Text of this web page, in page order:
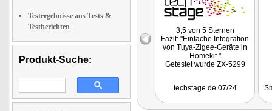
Testergebnisse aus Tests &
Testberichten
Produkt-Suche:
3,5 von 5 Sternen
Fazit: "Einfache Integration
von Tuya-Zigee-Geräte in
Homekit."
Getestet wurde ZX-5299
techstage.de 07/24